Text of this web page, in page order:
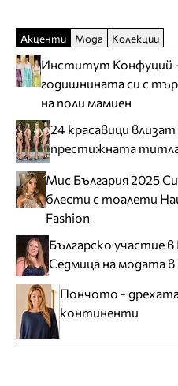
Акценти Мода Колекции
Институт Конфуций
годишнината си с
на поли мамиен
24 красавици
престижната
Мис България 2025
блести с тоалети
Fashion
Българско участие
Седмица на модата
Пончото -
континенти